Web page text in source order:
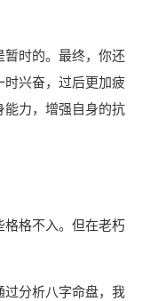
时的。最终，你还
时兴奋，过后更加疲
能力，增强自身的抗
格格不入。但在老朽
过分析八字命盘，我